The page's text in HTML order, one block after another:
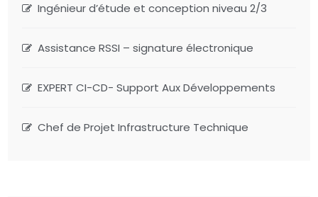
Ingénieur d’étude et conception niveau 2/3
Assistance RSSI – signature électronique
EXPERT CI-CD- Support Aux Développements
Chef de Projet Infrastructure Technique